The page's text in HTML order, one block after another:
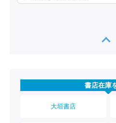
書店在庫
大垣書店